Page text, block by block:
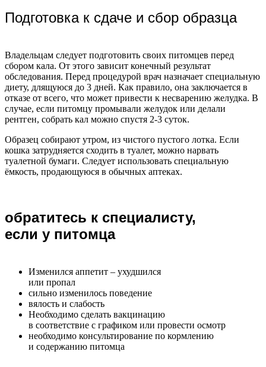
Подготовка к сдаче и сбор образца
Владельцам следует подготовить своих питомцев перед
сбором кала. От этого зависит конечный результат
обследования. Перед процедурой врач назначает специальную
диету, длящуюся до 3 дней. Как правило, она заключается в
отказе от всего, что может привести к несварению желудка. В
случае, если питомцу промывали желудок или делали
рентген, собрать кал можно спустя 2-3 суток.
Образец собирают утром, из чистого пустого лотка. Если
кошка затрудняется сходить в туалет, можно нарвать
туалетной бумаги. Следует использовать специальную
ёмкость, продающуюся в обычных аптеках.
обратитесь к специалисту,
если у питомца
Изменился аппетит – ухудшился
или пропал
сильно изменилось поведение
вялость и слабость
Необходимо сделать вакцинацию
в соответствие с графиком или провести осмотр
необходимо консультирование по кормлению
и содержанию питомца